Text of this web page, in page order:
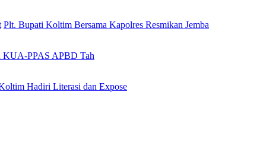
Plt. Bupati Koltim Bersama Kapolres Resmikan Jemba
KUA-PPAS APBD Tah
Hadiri Literasi dan Expose